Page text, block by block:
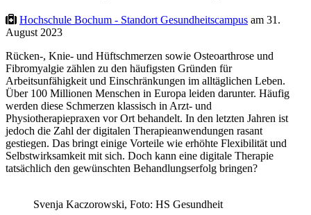
Hochschule Bochum - Standort Gesundheitscampus am 31.
August 2023
Rücken-, Knie- und Hüftschmerzen sowie Osteoarthrose und
Fibromyalgie zählen zu den häufigsten Gründen für
Arbeitsunfähigkeit und Einschränkungen im alltäglichen Leben.
Über 100 Millionen Menschen in Europa leiden darunter. Häufig
werden diese Schmerzen klassisch in Arzt- und
Physiotherapiepraxen vor Ort behandelt. In den letzten Jahren ist
jedoch die Zahl der digitalen Therapieanwendungen rasant
gestiegen. Das bringt einige Vorteile wie erhöhte Flexibilität und
Selbstwirksamkeit mit sich. Doch kann eine digitale Therapie
tatsächlich den gewünschten Behandlungserfolg bringen?
Svenja Kaczorowski, Foto: HS Gesundheit